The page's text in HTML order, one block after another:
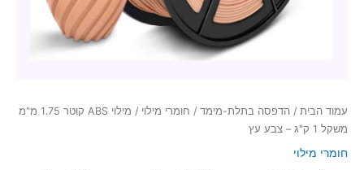
עמוד הבית / הדפסה בתלת-מימד / חומרי מילוי
/ מילוי ABS קוטר 1.75 מ"מ
משקל 1 ק"ג – צבע עץ
חומרי מילוי